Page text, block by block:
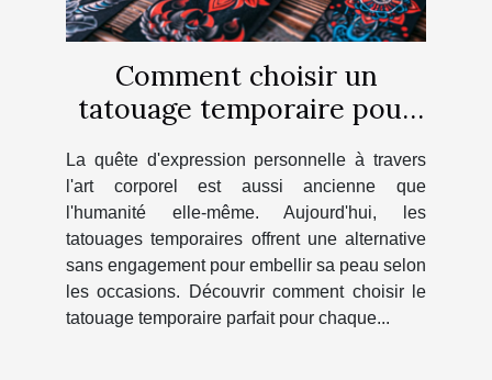
Comment choisir un
tatouage temporaire pour
La quête d'expression personnelle à travers
l'art corporel est aussi ancienne que
l'humanité elle-même. Aujourd'hui, les
tatouages temporaires offrent une alternative
sans engagement pour embellir sa peau selon
les occasions. Découvrir comment choisir le
tatouage temporaire parfait pour chaque...